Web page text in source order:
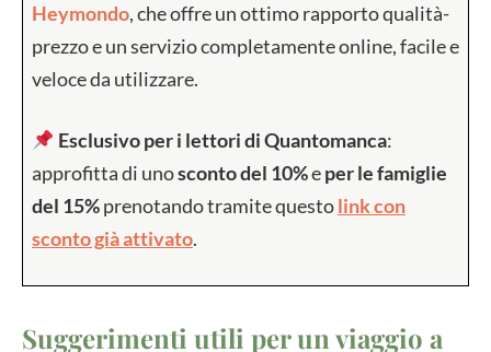
Heymondo, che offre un ottimo rapporto qualità-
prezzo e un servizio completamente online, facile e
veloce da utilizzare.
Esclusivo per i lettori di Quantomanca:
approfitta di unosconto del 10%eper le famiglie
del 15%prenotando tramite questolink con
sconto già attivato.
Suggerimenti utili per un viaggio a